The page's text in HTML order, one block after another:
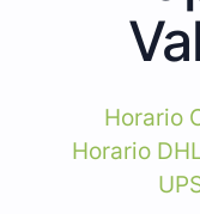
Horario
Horario